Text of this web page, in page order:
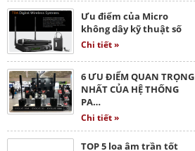
Ưu điểm của Micro
không dây kỹ thuật số
Chi tiết »
6 ƯU ĐIỂM QUAN TRỌNG
NHẤT CỦA HỆ THỐNG
PA…
Chi tiết »
TOP 5 loa âm trần tốt